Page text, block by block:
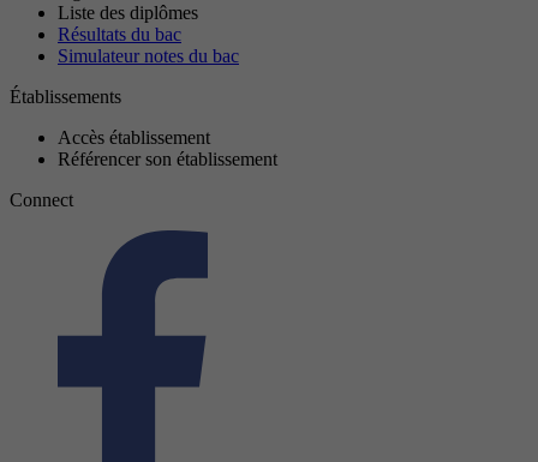
Liste des diplômes
Résultats du bac
Simulateur notes du bac
Établissements
Accès établissement
Référencer son établissement
Connect